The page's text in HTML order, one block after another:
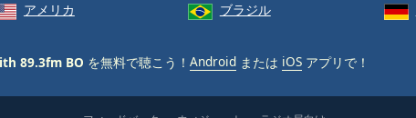
アメリカ ブラジル
89.3fm BO を無料で聴こう！ Android または iOS アプリで！